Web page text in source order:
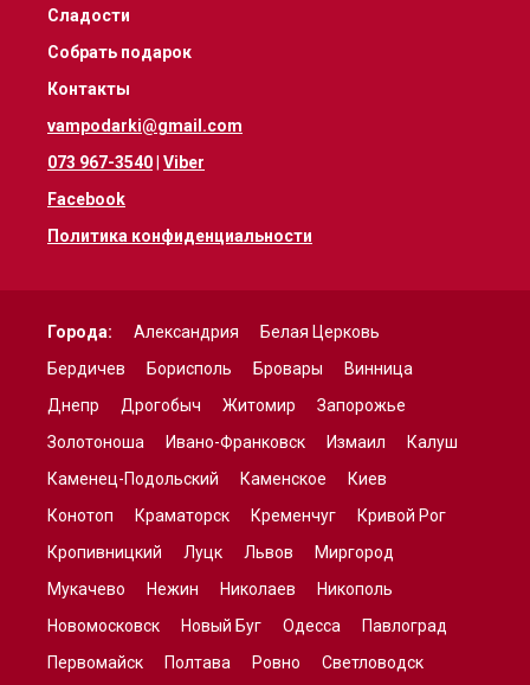
Сладости
Собрать подарок
Контакты
vampodarki@gmail.com
073 967-3540 Viber
Facebook
Политика конфиденциальности
Города: Александрия
Белая Церковь
Бердичев
Борисполь Бровары
Винница
Днепр
Дрогобыч Житомир
Запорожье
Золотоноша
Ивано-Франковск Измаил
Калуш
Каменец-Подольский
Каменское
Киев
Конотоп
Краматорск Кременчуг
Кривой Рог
Кропивницкий
Луцк Львов
Миргород
Мукачево
Нежин Николаев
Никополь
Новомосковск
Новый Буг Одесса
Павлоград
Первомайск
Полтава Ровно Светловодск